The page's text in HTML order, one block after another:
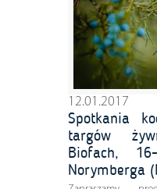
12.01.2017
Spotkania
targów
Biofach,
Norymberga